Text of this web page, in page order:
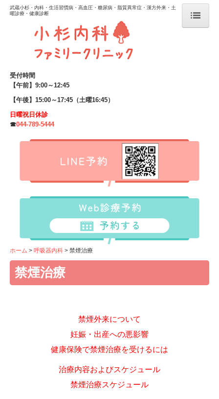
ホーム
初診の方へ
当院のご案内
ドクター紹介
メタボリックシンドローム
脂質異常症
高尿酸血症・痛風
武蔵小杉・内科・生活習慣病・高血圧・糖尿病・脂質異常症・漢方外来・土
曜診療・健康診断
受付時間
【午前】9:00～12:45
【午後】15:00～17:45（土曜16:45）
日曜祝日休診
☎044-789-5444
ホーム 呼吸器内科 禁煙治療
禁煙治療
禁煙外来について
妊娠・出産への悪影響
健康保険で禁煙治療を受けるには
治療内容およびスケジュール
禁煙治療スケジュール